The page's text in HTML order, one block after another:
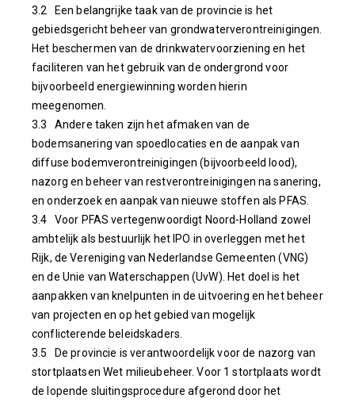
3.2 Een belangrijke taak van de provincie is het
gebiedsgericht beheer van grondwaterverontreinigingen.
Het beschermen van de drinkwatervoorziening en het
faciliteren van het gebruik van de ondergrond voor
bijvoorbeeld energiewinning worden hierin
meegenomen.
3.3 Andere taken zijn het afmaken van de
bodemsanering van spoedlocaties en de aanpak van
diffuse bodemverontreinigingen (bijvoorbeeld lood),
nazorg en beheer van restverontreinigingen na sanering,
en onderzoek en aanpak van nieuwe stoffen als PFAS.
3.4 Voor PFAS vertegenwoordigt Noord-Holland zowel
ambtelijk als bestuurlijk het IPO in overleggen met het
Rijk, de Vereniging van Nederlandse Gemeenten (VNG)
en de Unie van Waterschappen (UvW). Het doel is het
aanpakken van knelpunten in de uitvoering en het beheer
van projecten en op het gebied van mogelijk
conflicterende beleidskaders.
3.5 De provincie is verantwoordelijk voor de nazorg van
stortplaatsen Wet milieubeheer. Voor 1 stortplaats wordt
de lopende sluitingsprocedure afgerond door het